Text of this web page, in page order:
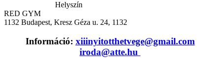
Helyszín
RED GYM
1132 Budapest, Kresz Géza u. 24, 1132
Információ: xiiinyitotthetvege@gmail.com
iroda@atte.hu